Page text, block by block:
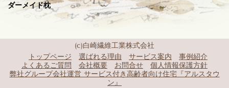
ダーメイド枕
(c)白崎繊維工業株式会社
トップページ
選ばれる理由 サービス案内
事例紹介
よくあるご質問
会社概要 お問合せ
個人情報保護方針
弊社グループ会社運営 サービス付き高齢者向け住宅『アルスタウ
ン』